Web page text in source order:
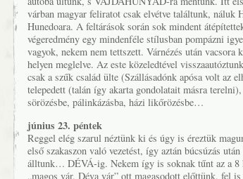
várban magyar feliratot csak elvétve találtunk, náluk
Hunedoara. A feltárások során sok mindent
végeredmény egy mindenféle stílusban pompázni
vagyok, nekem nem tettszett. Várnézés után vacsora
helyen meglelve. Az este közeledtével
csak a szűk család ülte (Szállásadónk apósa volt az
telepedett (talán így akarta gondolatait másra
sörözésbe, pálinkázásba, házi likőrözésbe…
június 23. péntek
Reggel elég szarul néztünk ki és úgy is éreztük
első szakaszon való vezetést, így aztán búcsúzás
álltunk… DÉVÁ-ig. Nekem így is soknak tűnt az a
„magos vár, Déva vár” ott magasodott előttünk, fel